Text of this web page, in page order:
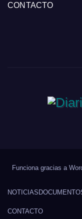
CONTACTO
Funciona gracias a
NOTICIAS
CONTACTO